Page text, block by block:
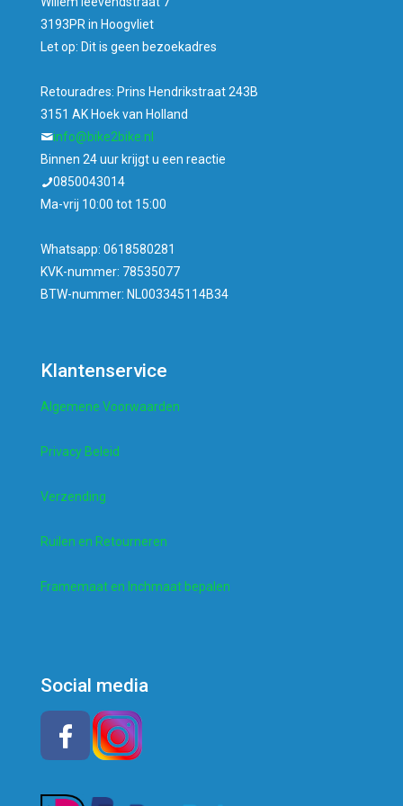
3193PR in Hoogvliet
Let op: Dit is geen bezoekadres
Retouradres: Prins Hendrikstraat 243B
3151 AK Hoek van Holland
info@bike2bike.nl
Binnen 24 uur krijgt u een reactie
0850043014
Ma-vrij 10:00 tot 15:00
Whatsapp: 0618580281
KVK-nummer: 78535077
BTW-nummer: NL003345114B34
Klantenservice
Algemene Voorwaarden
Privacy Beleid
Verzending
Ruilen en Retourneren
Framemaat en Inchmaat bepalen
Social media